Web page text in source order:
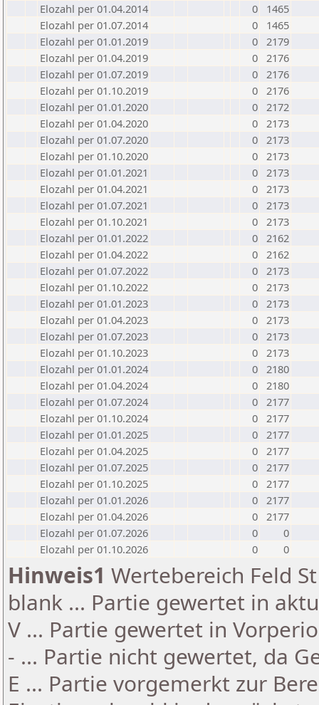
Elozahl per 01.04.2014
0
1465
Elozahl per 01.07.2014
0
1465
Elozahl per 01.01.2019
0 2179
Elozahl per 01.04.2019
0 2176
Elozahl per 01.07.2019
0 2176
Elozahl per 01.10.2019
0 2176
Elozahl per 01.01.2020
0 2172
Elozahl per 01.04.2020
0 2173
Elozahl per 01.07.2020
0 2173
Elozahl per 01.10.2020
0 2173
Elozahl per 01.01.2021
0 2173
Elozahl per 01.04.2021
0 2173
Elozahl per 01.07.2021
0 2173
Elozahl per 01.10.2021
0 2173
Elozahl per 01.01.2022
0 2162
Elozahl per 01.04.2022
0 2162
Elozahl per 01.07.2022
0 2173
Elozahl per 01.10.2022
0 2173
Elozahl per 01.01.2023
0 2173
Elozahl per 01.04.2023
0 2173
Elozahl per 01.07.2023
0 2173
Elozahl per 01.10.2023
0 2173
Elozahl per 01.01.2024
0 2180
Elozahl per 01.04.2024
0 2180
Elozahl per 01.07.2024
0 2177
Elozahl per 01.10.2024
0 2177
Elozahl per 01.01.2025
0 2177
Elozahl per 01.04.2025
0 2177
Elozahl per 01.07.2025
0 2177
Elozahl per 01.10.2025
0 2177
Elozahl per 01.01.2026
0 2177
Elozahl per 01.04.2026
0 2177
Elozahl per 01.07.2026
0
0
Elozahl per 01.10.2026
0 0
Hinweis1 Wertebereich Feld
blank ... Partie gewertet in
V ... Partie gewertet in
- ... Partie nicht gewertet, da
E ... Partie vorgemerkt zur